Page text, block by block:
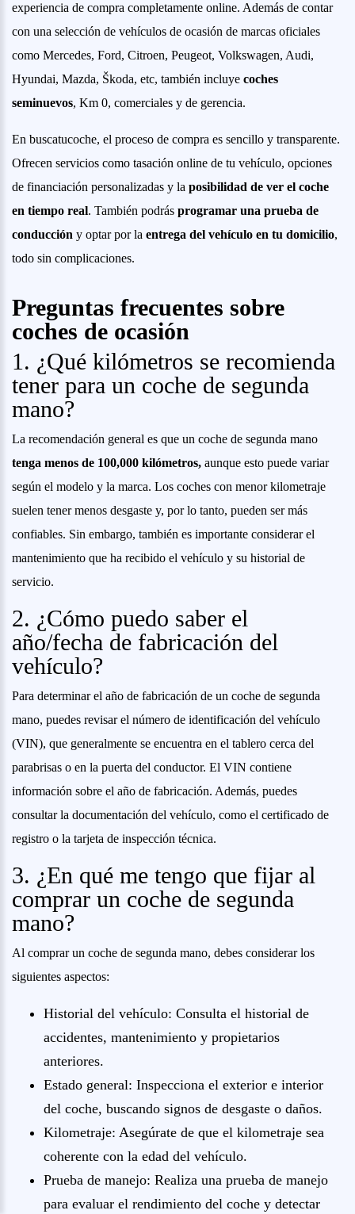
experiencia de compra completamente online. Además de contar
con una selección de vehículos de ocasión de marcas oficiales
como Mercedes, Ford, Citroen, Peugeot, Volkswagen, Audi,
Hyundai, Mazda, Škoda, etc, también incluye coches
seminuevos, Km 0, comerciales y de gerencia.
En buscatucoche, el proceso de compra es sencillo y transparente.
Ofrecen servicios como tasación online de tu vehículo, opciones
de financiación personalizadas y la posibilidad de ver el coche
en tiempo real. También podrás programar una prueba de
conducción y optar por la entrega del vehículo en tu domicilio,
todo sin complicaciones.
Preguntas frecuentes sobre
coches de ocasión
1. ¿Qué kilómetros se recomienda
tener para un coche de segunda
mano?
La recomendación general es que un coche de segunda mano
tenga menos de 100,000 kilómetros, aunque esto puede variar
según el modelo y la marca. Los coches con menor kilometraje
suelen tener menos desgaste y, por lo tanto, pueden ser más
confiables. Sin embargo, también es importante considerar el
mantenimiento que ha recibido el vehículo y su historial de
servicio.
2. ¿Cómo puedo saber el
año/fecha de fabricación del
vehículo?
Para determinar el año de fabricación de un coche de segunda
mano, puedes revisar el número de identificación del vehículo
(VIN), que generalmente se encuentra en el tablero cerca del
parabrisas o en la puerta del conductor. El VIN contiene
información sobre el año de fabricación. Además, puedes
consultar la documentación del vehículo, como el certificado de
registro o la tarjeta de inspección técnica.
3. ¿En qué me tengo que fijar al
comprar un coche de segunda
mano?
Al comprar un coche de segunda mano, debes considerar los
siguientes aspectos:
Historial del vehículo: Consulta el historial de
accidentes, mantenimiento y propietarios
anteriores.
Estado general: Inspecciona el exterior e interior
del coche, buscando signos de desgaste o daños.
Kilometraje: Asegúrate de que el kilometraje sea
coherente con la edad del vehículo.
Prueba de manejo: Realiza una prueba de manejo
para evaluar el rendimiento del coche y detectar